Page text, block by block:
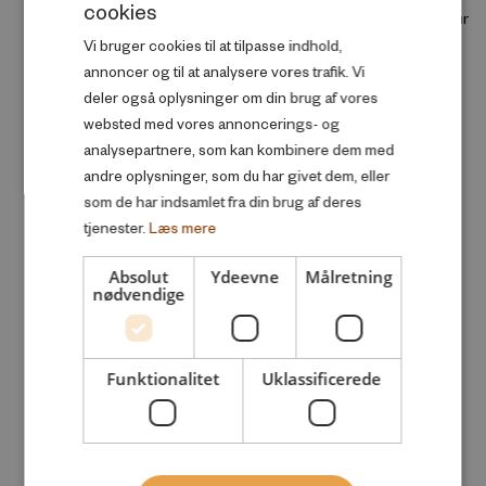
achievement in compulsory school in Denmark. We
driven by students from high socio-economic
groups. Leveraging variation across municipalities,
grade and calendar years and instrumental
variables based on private school openings, we find
that higher private school enrollment is associated
with higher segregation of disadvantaged children.
From event study models of the private school
openings and a mover design that controls for
student parental background, peer parental
scores, we find small achievement effects of private
school attendance.
29. juni 2026
effect
29.
Ingen kort at vise her
cookies
Vi bruger cookies til at tilpasse indhold,
annoncer og til at analysere vores trafik. Vi
deler også oplysninger om din brug af vores
websted med vores annoncerings- og
analysepartnere, som kan kombinere dem med
andre oplysninger, som du har givet dem, eller
som de har indsamlet fra din brug af deres
tjenester. Læs mere
Absolut
nødvendige
Ydeevne Målretning
Funktionalitet Uklassificerede